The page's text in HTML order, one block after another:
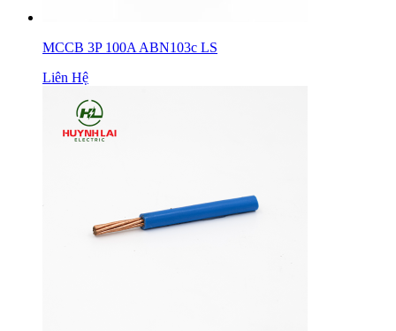
MCCB 3P 100A ABN103c LS
Liên Hệ